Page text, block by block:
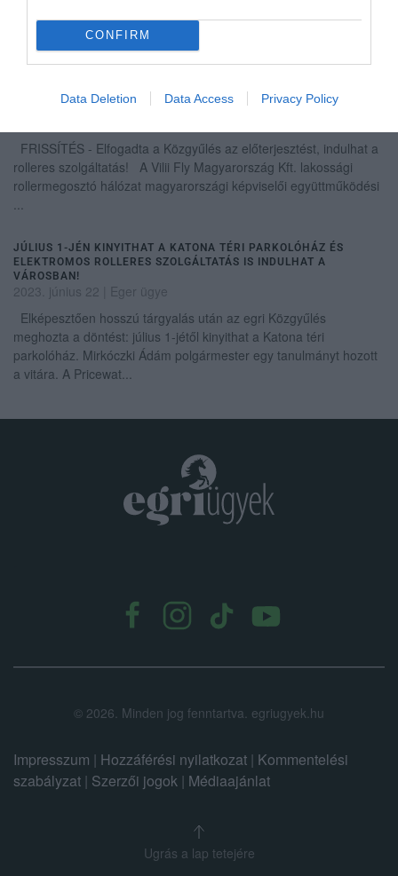
CONFIRM
Data Deletion Data Access Privacy Policy
elektromos roller megosztás lehetőségét fejtené ki, amennyiben
az anyag fel lenne töltve a város hivatalos honlapjára. Mivel csak
a...
ELEKTROMOS ROLLERES SZOLGÁLTATÁS JÖHET EGERBE
FRISSÍTÉS - Elfogadta a Közgyűlés az előterjesztést, indulhat a
rolleres szolgáltatás! A Vilii Fly Magyarország Kft. lakossági
rollermegosztó hálózat magyarországi képviselői együttműködési
JÚLIUS 1-JÉN KINYITHAT A KATONA TÉRI PARKOLÓHÁZ ÉS
ELEKTROMOS ROLLERES SZOLGÁLTATÁS IS INDULHAT A
VÁROSBAN!
2023. június 22
Eger ügye
Elképesztően hosszú tárgyalás után az egri Közgyűlés
meghozta a döntést: július 1-jétől kinyithat a Katona téri
parkolóház. Mirkóczki Ádám polgármester egy tanulmányt hozott
a vitára. A Pricewat...
© 2026. Minden jog fenntartva. egriugyek.hu
Impresszum | Hozzáférési nyilatkozat | Kommentelési
szabályzat | Szerzői jogok | Médiaajánlat
Ugrás a lap tetejére